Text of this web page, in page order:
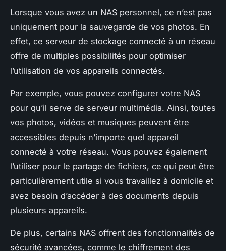
Lorsque vous avez un NAS personnel, ce n’est pas
uniquement pour la sauvegarde de vos photos. En
effet, ce serveur de stockage connecté à un réseau
offre de multiples possibilités pour optimiser
l’utilisation de vos appareils connectés.
Par exemple, vous pouvez configurer votre NAS
pour qu’il serve de serveur multimédia. Ainsi, toutes
vos photos, vidéos et musiques peuvent être
accessibles depuis n’importe quel appareil
connecté à votre réseau. Vous pouvez également
l’utiliser pour le partage de fichiers, ce qui peut être
particulièrement utile si vous travaillez à domicile et
avez besoin d’accéder à des documents depuis
plusieurs appareils.
De plus, certains NAS offrent des fonctionnalités de
sécurité avancées, comme le chiffrement des